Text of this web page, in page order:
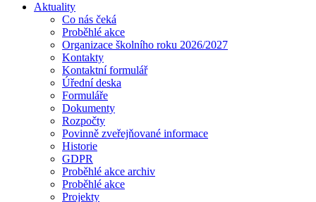
Aktuality
Co nás čeká
Proběhlé akce
Organizace školního roku 2026/2027
Kontakty
Kontaktní formulář
Úřední deska
Formuláře
Dokumenty
Rozpočty
Povinně zveřejňované informace
Historie
GDPR
Proběhlé akce archiv
Proběhlé akce
Projekty